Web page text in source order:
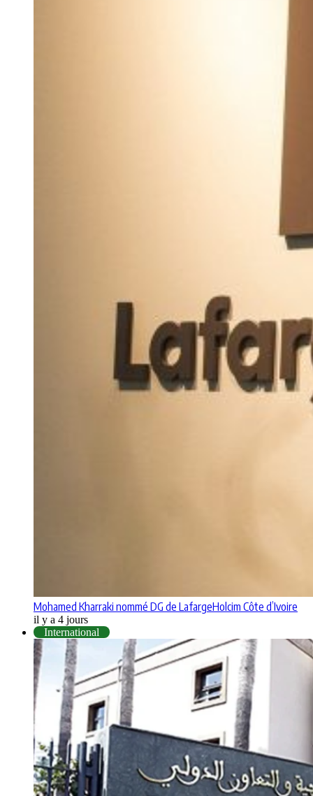
Mohamed Kharraki nommé DG de LafargeHolcim Côte d’Ivoire
il y a 4 jours
International